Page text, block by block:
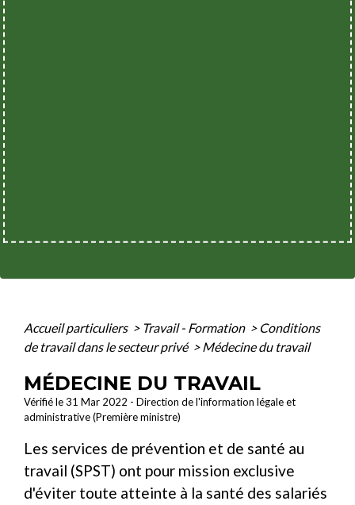
Accueil particuliers > Travail - Formation > Conditions
de travail dans le secteur privé > Médecine du travail
MÉDECINE DU TRAVAIL
Vérifié le 31 Mar 2022 - Direction de l'information légale et
administrative (Première ministre)
Les services de prévention et de santé au
travail (SPST) ont pour mission exclusive
d'éviter toute atteinte à la santé des salariés